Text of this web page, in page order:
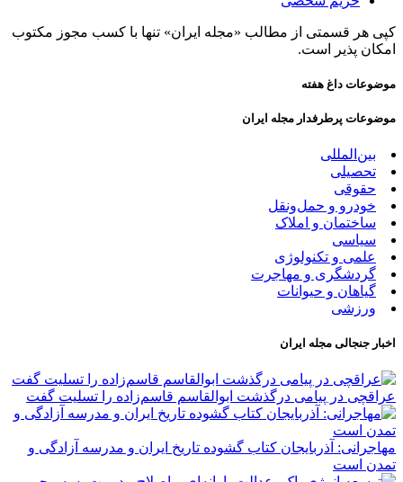
کپی هر قسمتی از مطالب «مجله ایران» تنها با کسب مجوز مکتوب
امکان پذیر است.
موضوعات داغ هفته
موضوعات پرطرفدار مجله ایران
بین‌المللی
تحصیلی
حقوقی
خودرو و حمل‌و‌نقل
ساختمان و املاک
سیاسی
علمی و تکنولوژی
گردشگری و مهاجرت
گیاهان و حیوانات
ورزشی
اخبار جنجالی مجله ایران
عراقچی در پیامی درگذشت ابوالقاسم قاسم‌زاده را تسلیت گفت
مهاجرانی: آذربایجان کتاب گشوده تاریخ ایران و مدرسه آزادگی و
تمدن است